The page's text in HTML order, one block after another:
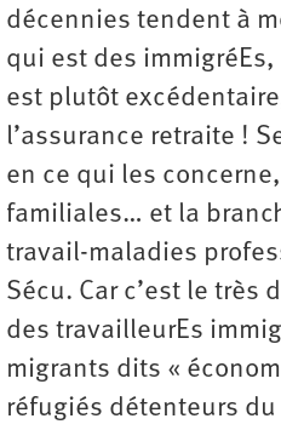
décennies tendent à
qui est des
est plutôt
l’assurance retraite !
en ce qui les
familiales… et la
travail-maladies
Sécu. Car c’est le très
des travailleurEs
migrants dits «
réfugiés détenteurs du